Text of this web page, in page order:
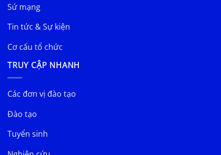
Sứ mạng
Tin tức & Sự kiện
Cơ cấu tổ chức
TRUY CẬP NHANH
Các đơn vị đào tạo
Đào tạo
Tuyển sinh